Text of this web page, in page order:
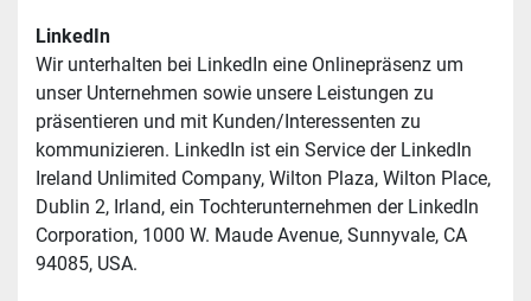
LinkedIn
Wir unterhalten bei LinkedIn eine Onlinepräsenz um
unser Unternehmen sowie unsere Leistungen zu
präsentieren und mit Kunden/Interessenten zu
kommunizieren. LinkedIn ist ein Service der LinkedIn
Ireland Unlimited Company, Wilton Plaza, Wilton Place,
Dublin 2, Irland, ein Tochterunternehmen der LinkedIn
Corporation, 1000 W. Maude Avenue, Sunnyvale, CA
94085, USA.